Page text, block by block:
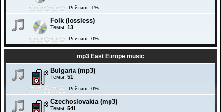
Рейтинг: 1%
Folk (lossless)
Темы: 13
Рейтинг: 0%
mp3 East Europe music
Bulgaria (mp3)
Темы: 51
Рейтинг: 0%
Czechoslovakia (mp3)
Темы: 541